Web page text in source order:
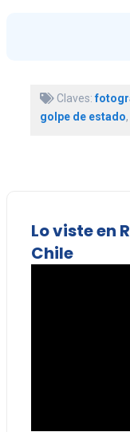
Claves:
golpe de estado,
Lo viste en
Chile